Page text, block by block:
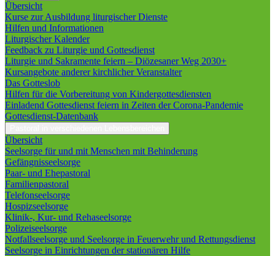
Übersicht
Kurse zur Ausbildung liturgischer Dienste
Hilfen und Informationen
Liturgischer Kalender
Feedback zu Liturgie und Gottesdienst
Liturgie und Sakramente feiern – Diözesaner Weg 2030+
Kursangebote anderer kirchlicher Veranstalter
Das Gotteslob
Hilfen für die Vorbereitung von Kindergottesdiensten
Einladend Gottesdienst feiern in Zeiten der Corona-Pandemie
Gottesdienst-Datenbank
Übersicht
Seelsorge für und mit Menschen mit Behinderung
Gefängnisseelsorge
Paar- und Ehepastoral
Familienpastoral
Telefonseelsorge
Hospizseelsorge
Klinik-, Kur- und Rehaseelsorge
Polizeiseelsorge
Notfallseelsorge und Seelsorge in Feuerwehr und Rettungsdienst
Seelsorge in Einrichtungen der stationären Hilfe